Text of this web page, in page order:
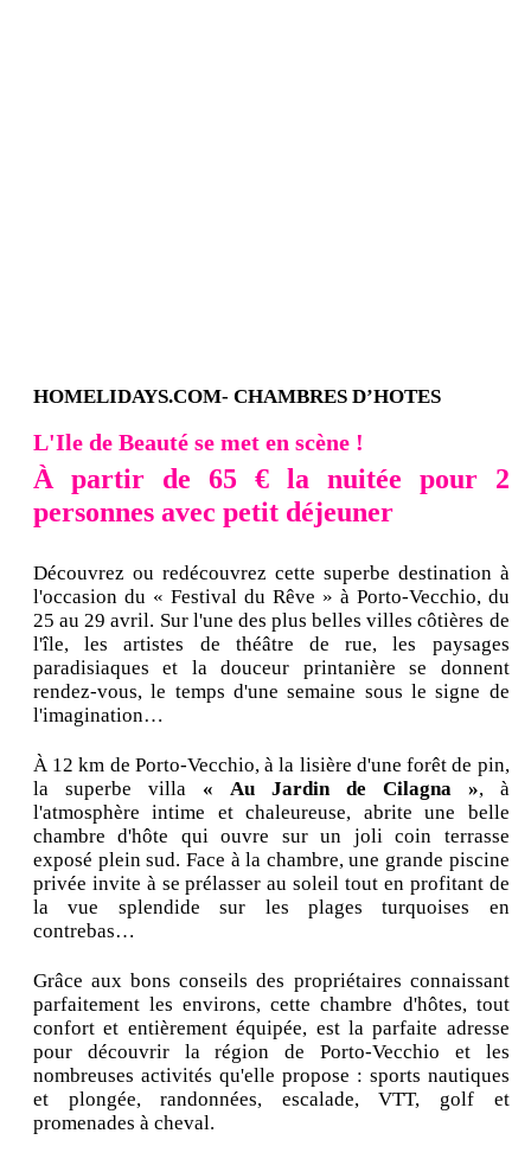
HOMELIDAYS.COM- CHAMBRES D’HOTES
L'Ile de Beauté se met en scène !
À partir de 65 € la nuitée pour 2
personnes avec petit déjeuner
Découvrez ou redécouvrez cette superbe destination à
l'occasion du « Festival du Rêve » à Porto-Vecchio, du
25 au 29 avril. Sur l'une des plus belles villes côtières de
l'île, les artistes de théâtre de rue, les paysages
paradisiaques et la douceur printanière se donnent
rendez-vous, le temps d'une semaine sous le signe de
l'imagination…
À 12 km de Porto-Vecchio, à la lisière d'une forêt de pin,
la superbe villa « Au Jardin de Cilagna », à
l'atmosphère intime et chaleureuse, abrite une belle
chambre d'hôte qui ouvre sur un joli coin terrasse
exposé plein sud. Face à la chambre, une grande piscine
privée invite à se prélasser au soleil tout en profitant de
la vue splendide sur les plages turquoises en
contrebas…
Grâce aux bons conseils des propriétaires connaissant
parfaitement les environs, cette chambre d'hôtes, tout
confort et entièrement équipée, est la parfaite adresse
pour découvrir la région de Porto-Vecchio et les
nombreuses activités qu'elle propose : sports nautiques
et plongée, randonnées, escalade, VTT, golf et
promenades à cheval.